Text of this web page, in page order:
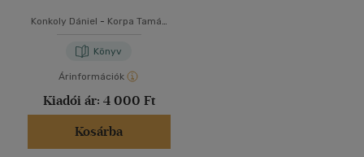
Konkoly Dániel - Korpa Tamás
Könyv
Árinformációk
Kiadói ár: 4 000 Ft
Kosárba